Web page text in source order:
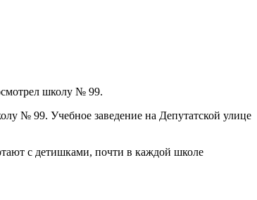
школу № 99.
№ 99. Учебное заведение на Депутатской улице
с детишками, почти в каждой школе